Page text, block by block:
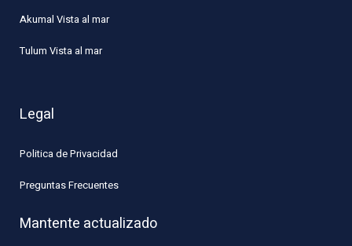
Akumal Vista al mar
Tulum Vista al mar
Legal
Politica de Privacidad
Preguntas Frecuentes
Mantente actualizado